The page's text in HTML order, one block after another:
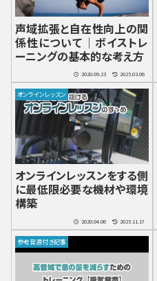
声域拡張と自在性向上の関
係性について｜ボイストレ
ーニングの基本的な考え方
2020.09.23 2025.03.06
オンラインレッスン
オンラインレッスンをする側
に最低限必要な機材や環境
構築
2020.04.06 2025.11.17
参考音源付き記事